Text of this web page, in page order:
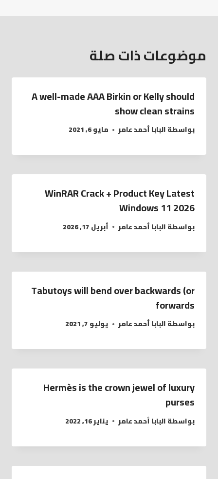
موضوعات ذات صلة
A well-made AAA Birkin or Kelly should
show clean strains
بواسطةالبابا أحمد عامر مايو 6, 2021
WinRAR Crack + Product Key Latest
Windows 11 2026
بواسطةالبابا أحمد عامر أبريل 17, 2026
Tabutoys will bend over backwards (or
forwards
بواسطةالبابا أحمد عامر يوليو 7, 2021
Hermès is the crown jewel of luxury
purses
بواسطةالبابا أحمد عامر يناير 16, 2022